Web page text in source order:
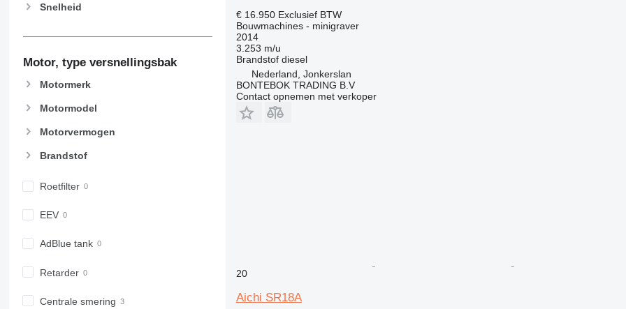
Snelheid
Motor, type versnellingsbak
Motormerk
Motormodel
Motorvermogen
Brandstof
Roetfilter
EEV
AdBlue tank
Retarder
Centrale smering
€ 16.950 Exclusief BTW
Bouwmachines - minigraver
2014
3.253 m/u
Brandstof diesel
Nederland, Jonkerslan
BONTEBOK TRADING B.V
Contact opnemen met verkoper
20
Aichi SR18A